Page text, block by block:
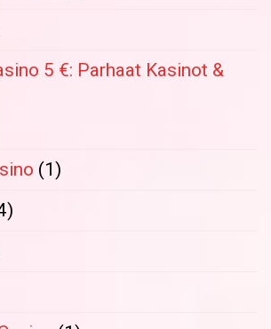
5 €: Parhaat Kasinot &
(1)